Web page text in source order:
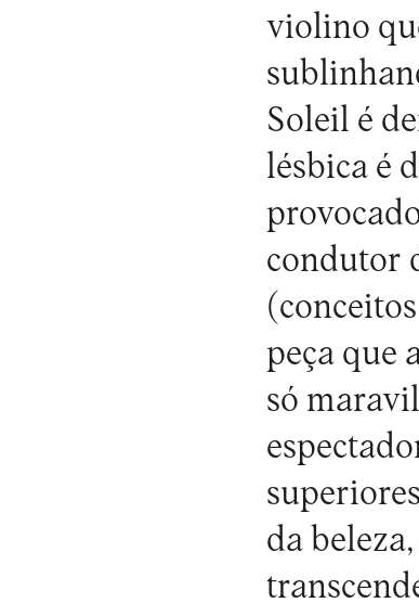
violino
Soleil é
lésbica é
condutor
peça que
só
da